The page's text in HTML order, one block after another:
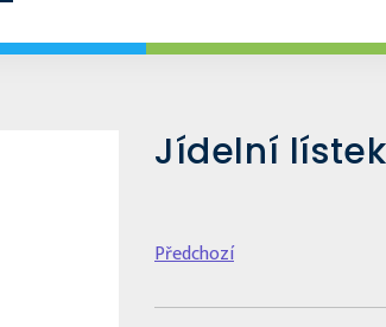
Jídelní lístek
Předchozí